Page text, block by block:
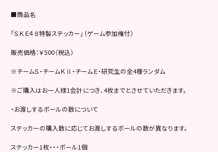
■商品名
「ＳＫＥ４８特製ステッカー」（ゲーム参加権付）
販売価格：￥500（税込）
※チームＳ・チームＫⅡ・チームＥ・研究生の全4種ランダム
※ご購入はお一人様1会計につき、4枚までとさせていただきます。
・お渡しするボールの数について
ステッカーの購入数に応じてお渡しするボールの数が異なります。
ステッカー1枚・・・ボール1個